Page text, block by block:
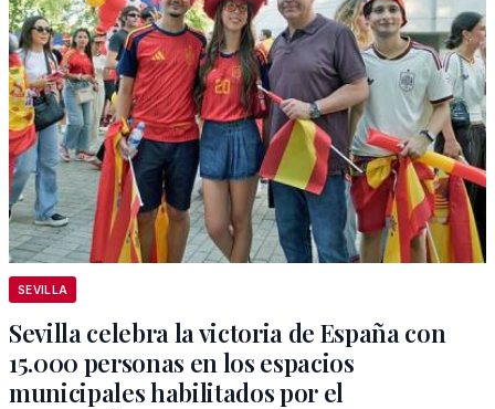
SEVILLA
Sevilla celebra la victoria de España con
15.000 personas en los espacios
municipales habilitados por el